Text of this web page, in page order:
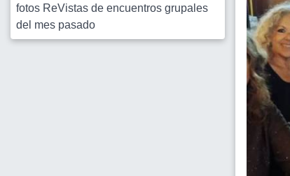
fotos ReVistas de encuentros grupales
del mes pasado